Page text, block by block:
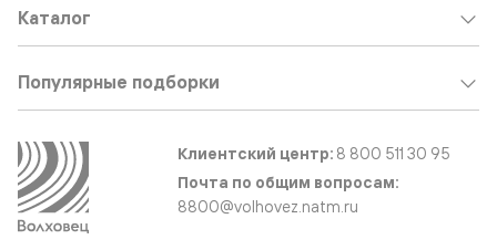
Каталог
Популярные подборки
Клиентский центр: 8 800 511 30 95
Почта по общим вопросам:
8800@volhovez.natm.ru